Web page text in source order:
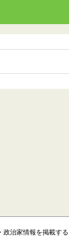
治家情報を掲載す